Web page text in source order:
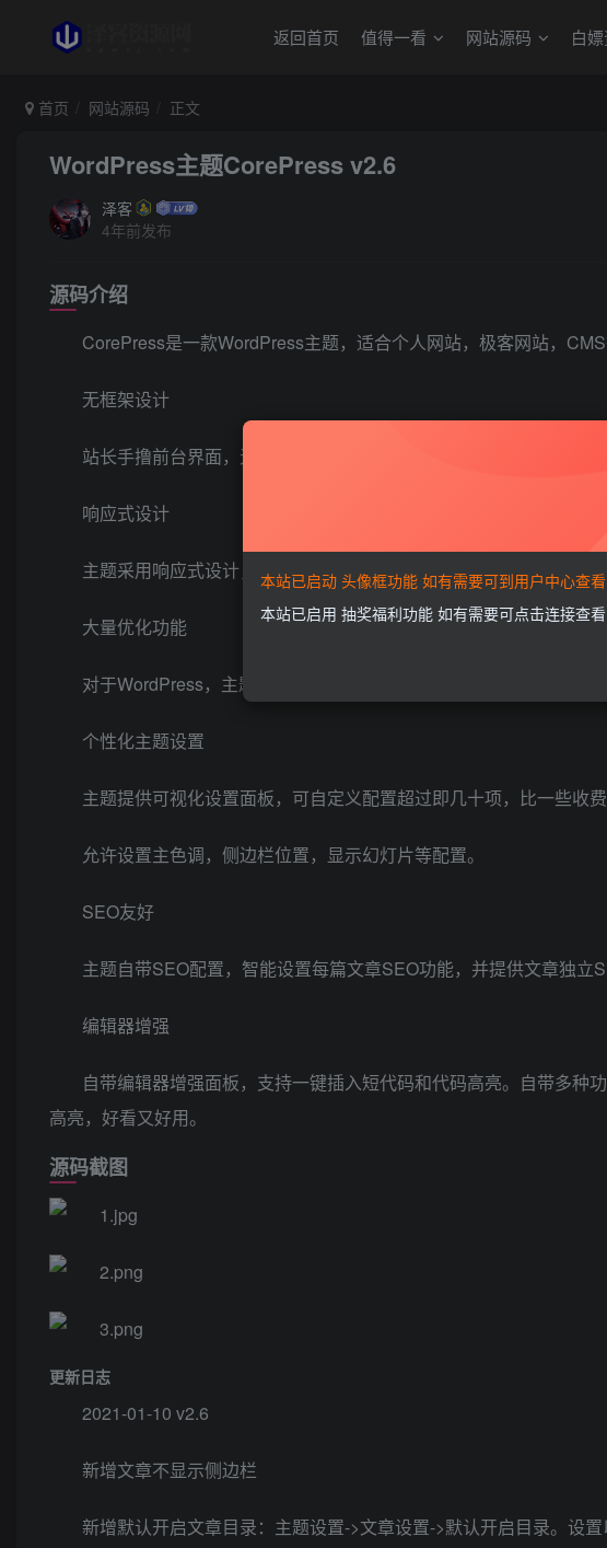
返回首页 值得一看 网站源码 白
首页 网站源码 正文
WordPress主题CorePress v2.6
泽客
4年前发布
源码介绍
CorePress是一款WordPress主题，适合个人网站，极客网站，CMS
无框架设计
站长手撸前台界面，无任何前端界面框架，加载更迅速。
响应式设计
主题采用响应式设计，完美兼容PC端、手机端和平板等各类设备访问
大量优化功能
对于WordPress，主题供了很多的优化，屏蔽了WordPress很多无
个性化主题设置
主题提供可视化设置面板，可自定义配置超过即几十项，比一些收费
允许设置主色调，侧边栏位置，显示幻灯片等配置。
SEO友好
主题自带SEO配置，智能设置每篇文章SEO功能，并提供文章独立
编辑器增强
自带编辑器增强面板，支持一键插入短代码和代码高亮。自带多种
高亮，好看又好用。
源码截图
更新日志
2021-01-10 v2.6
新增文章不显示侧边栏
新增默认开启文章目录：主题设置->文章设置->默认开启目录。设
本站已启动 头像框功能 如有需要可到用户中心查看
本站已启用 抽奖福利功能 如有需要可点击连接查看